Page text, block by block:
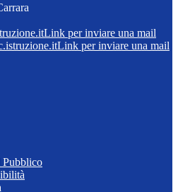
Link per inviare una mail
Link per inviare una mail